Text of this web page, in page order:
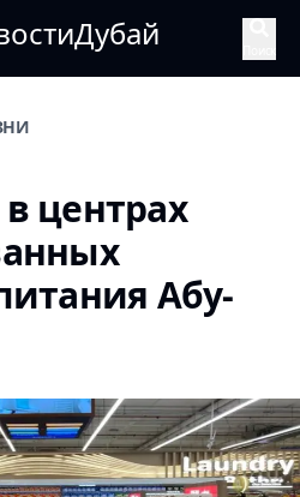
центрах
Абу-